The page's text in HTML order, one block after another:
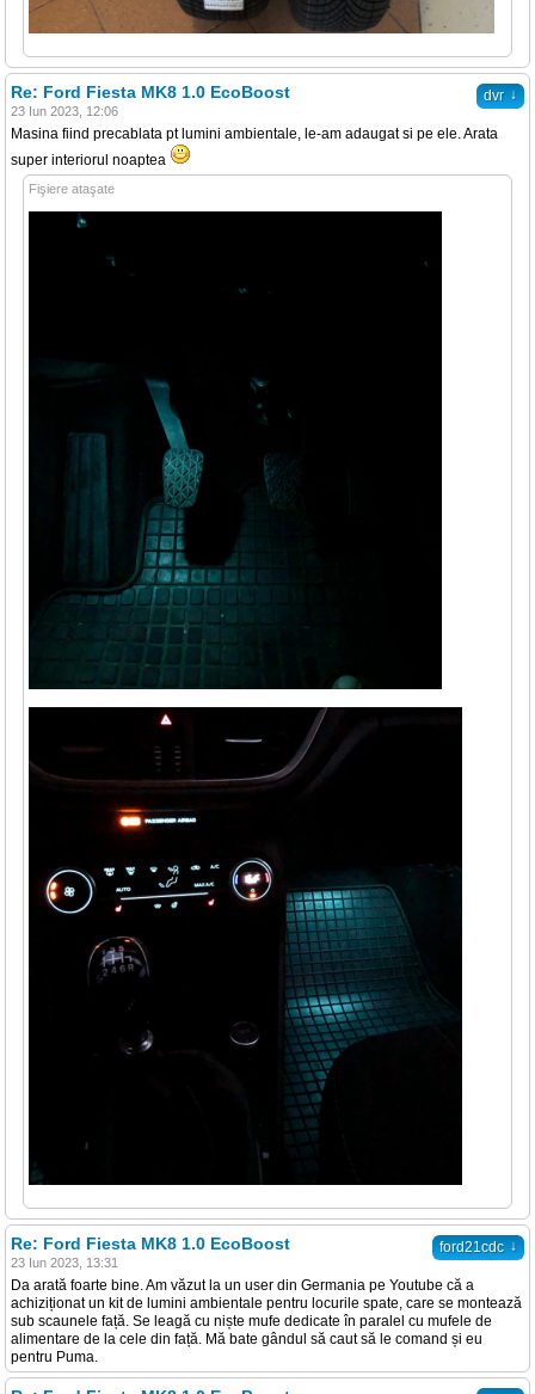
dvr ↓
Re: Ford Fiesta MK8 1.0 EcoBoost
23 Iun 2023, 12:06
Masina fiind precablata pt lumini ambientale, le-am adaugat si pe ele. Arata
super interiorul noaptea
Fişiere ataşate
ford21cdc ↓
Re: Ford Fiesta MK8 1.0 EcoBoost
23 Iun 2023, 13:31
Da arată foarte bine. Am văzut la un user din Germania pe Youtube că a
achiziționat un kit de lumini ambientale pentru locurile spate, care se montează
sub scaunele față. Se leagă cu niște mufe dedicate în paralel cu mufele de
alimentare de la cele din față. Mă bate gândul să caut să le comand și eu
pentru Puma.